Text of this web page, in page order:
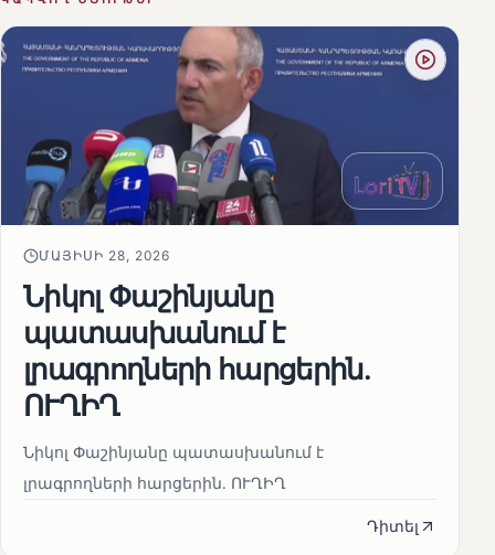
ՄԱՅԻՍԻ 28, 2026
Նիկոլ Փաշինյանը
պատասխանում է
լրագրողների հարցերին․
ՈՒՂԻՂ
Նիկոլ Փաշինյանը պատասխանում է
լրագրողների հարցերին․ ՈՒՂԻՂ
Դիտել